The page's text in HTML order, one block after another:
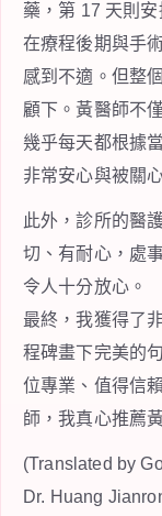
藥，第 17 天則安
在療程後期與手
感到不適。但整
顧下。黃醫師不
幾乎每天都根據
非常安心與被關
此外，診所的醫
切、有耐心，處
令人十分放心。
最終，我獲得了
程碑畫下完美的
位專業、值得信
師，我真心推薦
(Translated by
Dr. Huang